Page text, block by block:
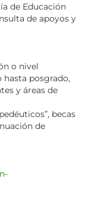
de Educación
de apoyos y
o nivel
hasta posgrado,
y áreas de
becas
de